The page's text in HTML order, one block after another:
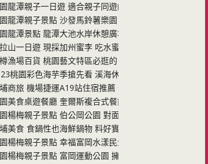
龍潭親子一日遊 適合親子同遊的美食景點分享 還有龍
龍潭親子景點 沙發馬鈴薯樂園 好停車 環境舒適冷氣
龍潭景點 龍潭大池水岸休憩廣場 龍咖啡 龍潭大池 觀
山一日遊 現採加州蜜李 吃水蜜桃乾 巴陵古道生態園
漁場百貨 桃園藝文特區必逛的日本吃喝玩樂專賣店 日
桃園彩色海芋季搶先看 溪海休閒農業區 免費賞花路
商旅 機場捷運A19站住宿推薦 位於桃園青埔媲美飯店
美食桌遊餐廳 奎爾斯複合式餐飲x彩虹桌遊 想放鬆一
楊梅親子景點 伯公岡公園 對面就是埤塘公園 一次可
美食 食鍋性也海鮮鍋物 料好實在又美味的居家火鍋餐
楊梅親子景點 幸福富岡水漾民生陂/民生池埤塘 來到
楊梅親子景點 富岡運動公園 擁有共融式遊戲區與沙坑